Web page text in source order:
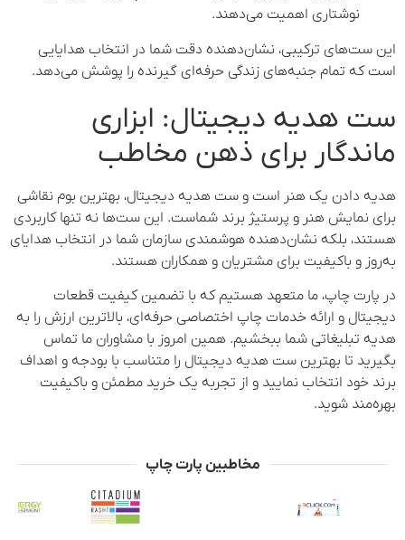
نوشتاری اهمیت می‌دهند.
این ست‌های ترکیبی، نشان‌دهنده دقت شما در انتخاب هدایایی
است که تمام جنبه‌های زندگی حرفه‌ای گیرنده را پوشش می‌دهد.
ست هدیه دیجیتال: ابزاری
ماندگار برای ذهن مخاطب
هدیه دادن یک هنر است و ست هدیه دیجیتال، بهترین بوم نقاشی
برای نمایش هنر و پرستیژ برند شماست. این ست‌ها نه تنها کاربردی
هستند، بلکه نشان‌دهنده هوشمندی سازمان شما در انتخاب هدایای
به‌روز و باکیفیت برای مشتریان و همکاران هستند.
در پارت چاپ، ما متعهد هستیم که با تضمین کیفیت قطعات
دیجیتال و ارائه خدمات چاپ اختصاصی حرفه‌ای، بالاترین ارزش را به
هدیه تبلیغاتی شما ببخشیم. همین امروز با مشاوران ما تماس
بگیرید تا بهترین ست هدیه دیجیتال را متناسب با بودجه و اهداف
برند خود انتخاب نمایید و از تجربه یک خرید مطمئن و باکیفیت
بهره‌مند شوید.
مخاطبین پارت چاپ